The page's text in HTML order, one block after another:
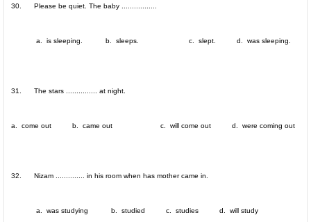
30. Please be quiet. The baby .................
a. is sleeping. b. sleeps. c. slept. d. was sleeping.
31. The stars ............... at night.
a. come out b. came out c. will come out d. were coming out
32. Nizam .............. in his room when has mother came in.
a. was studying b. studied c. studies d. will study